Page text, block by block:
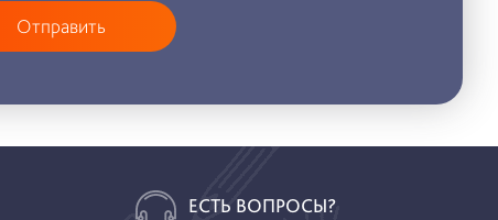
Отправить
ЕСТЬ ВОПРОСЫ?